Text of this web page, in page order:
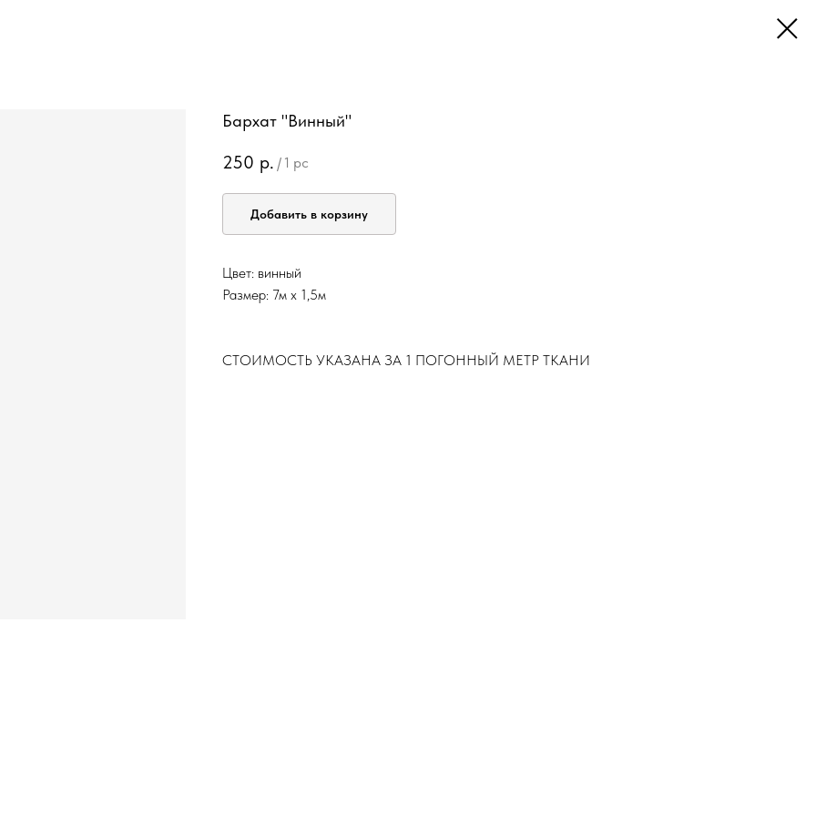
Бархат "Винный"
250 р. / 1 pc
Добавить в корзину
Цвет: винный
Размер: 7м х 1,5м
СТОИМОСТЬ УКАЗАНА ЗА 1 ПОГОННЫЙ МЕТР ТКАНИ